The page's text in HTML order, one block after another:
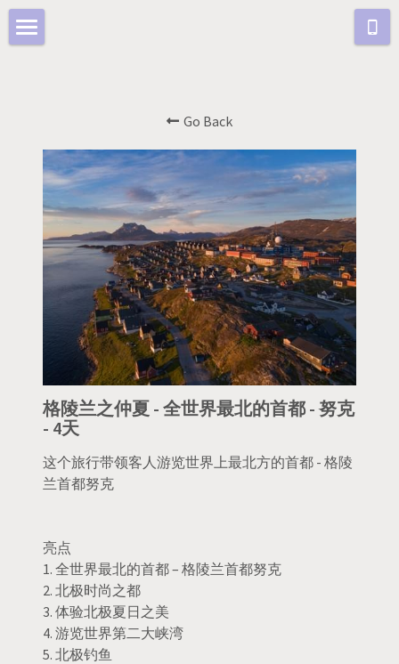
POWERED BY
Go Back
格陵兰之仲夏 - 全世界最北的首都 - 努克
- 4天
这个旅行带领客人游览世界上最北方的首都 - 格陵
兰首都努克
亮点
1. 全世界最北的首都 – 格陵兰首都努克
2. 北极时尚之都
3. 体验北极夏日之美
4. 游览世界第二大峡湾
5. 北极钓鱼